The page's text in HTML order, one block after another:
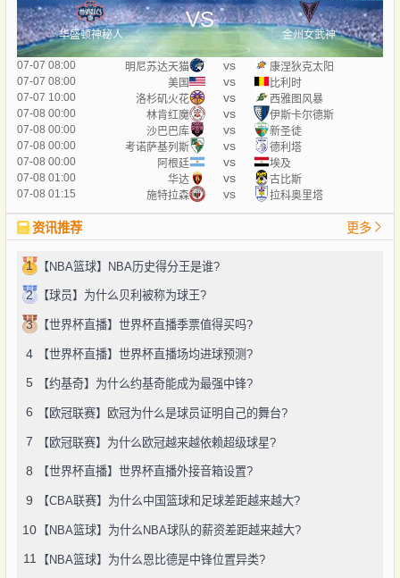
华盛顿神秘人
VS
金州女武神
07-07 08:00 明尼苏达天猫 vs
康涅狄克太阳
07-07 08:00
美国 vs
比利时
07-07 10:00
洛杉矶火花 vs
西雅图风暴
07-08 00:00
林肯红魔 vs
伊斯卡尔德斯
07-08 00:00
沙巴巴库 vs
新圣徒
07-08 00:00
考诺萨基列斯 vs
德利塔
07-08 00:00
阿根廷 vs
埃及
07-08 01:00
华达 vs
古比斯
07-08 01:15
施特拉森 vs 拉科奥里塔
资讯推荐 更多
1 【NBA篮球】NBA历史得分王是谁?
2 【球员】为什么贝利被称为球王?
3 【世界杯直播】世界杯直播季票值得买吗?
4 【世界杯直播】世界杯直播场均进球预测?
5 【约基奇】为什么约基奇能成为最强中锋?
6 【欧冠联赛】欧冠为什么是球员证明自己的舞台?
7 【欧冠联赛】为什么欧冠越来越依赖超级球星?
8 【世界杯直播】世界杯直播外接音箱设置?
9 【CBA联赛】为什么中国篮球和足球差距越来越大?
10 【NBA篮球】为什么NBA球队的薪资差距越来越大?
11 【NBA篮球】为什么恩比德是中锋位置异类?